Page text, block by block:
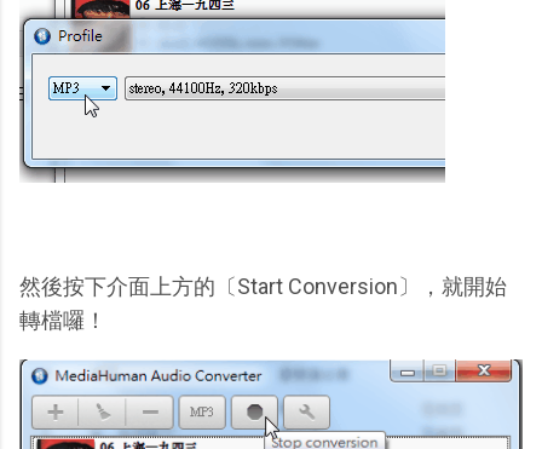
然後按下介面上方的〔Start Conversion〕，就開始
轉檔囉！